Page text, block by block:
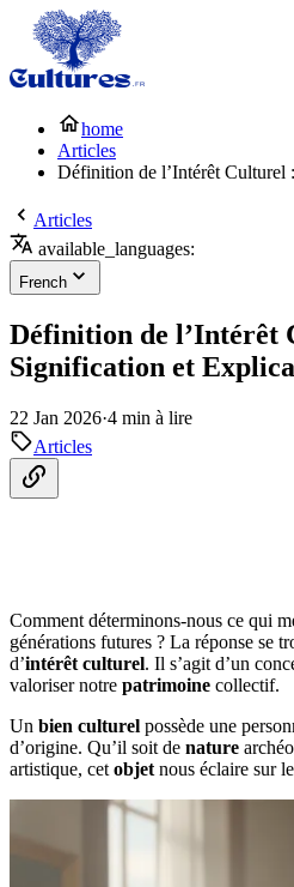
home
Articles
Définition de l’Intérêt
Articles
available_languages:
French
Définition de l’Intérêt
Signification et
22 Jan 2026·4 min à lire
Articles
Comment déterminons-nous ce qui
générations futures ? La réponse se
d’intérêt culturel. Il s’agit d’un
valoriser notre patrimoine collectif.
Un bien culturel possède une
d’origine. Qu’il soit de nature
artistique, cet objet nous éclaire sur